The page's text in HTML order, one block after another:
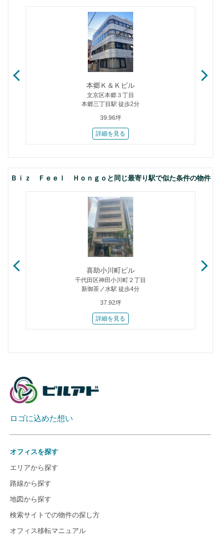
本郷Ｋ＆Ｋビル
文京区本郷３丁目
本郷三丁目駅 徒歩2分
39.96坪
詳細を見る
Ｂｉｚ Ｆｅｅｌ Ｈｏｎｇｏと同じ最寄り駅で似た条件の物件
喜助小川町ビル
千代田区神田小川町２丁目
新御茶ノ水駅 徒歩4分
37.92坪
詳細を見る
ロゴに込めた想い
オフィスを探す
エリアから探す
路線から探す
地図から探す
検索サイトでの物件の探し方
オフィス移転マニュアル